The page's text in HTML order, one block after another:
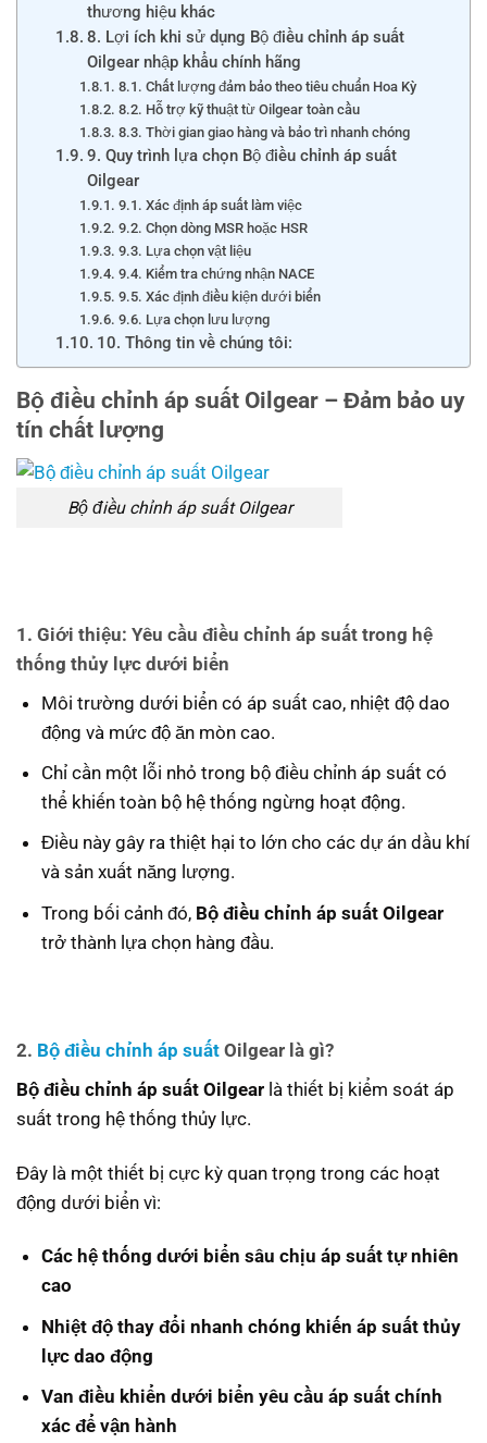
thương hiệu khác
8. Lợi ích khi sử dụng Bộ điều chỉnh áp suất
Oilgear nhập khẩu chính hãng
8.1. Chất lượng đảm bảo theo tiêu chuẩn Hoa Kỳ
8.2. Hỗ trợ kỹ thuật từ Oilgear toàn cầu
8.3. Thời gian giao hàng và bảo trì nhanh chóng
9. Quy trình lựa chọn Bộ điều chỉnh áp suất
Oilgear
9.1. Xác định áp suất làm việc
9.2. Chọn dòng MSR hoặc HSR
9.3. Lựa chọn vật liệu
9.4. Kiểm tra chứng nhận NACE
9.5. Xác định điều kiện dưới biển
9.6. Lựa chọn lưu lượng
10. Thông tin về chúng tôi:
Bộ điều chỉnh áp suất Oilgear – Đảm bảo uy
tín chất lượng
Bộ điều chỉnh áp suất Oilgear
1. Giới thiệu: Yêu cầu điều chỉnh áp suất trong hệ
thống thủy lực dưới biển
Môi trường dưới biển có áp suất cao, nhiệt độ dao
động và mức độ ăn mòn cao.
Chỉ cần một lỗi nhỏ trong bộ điều chỉnh áp suất có
thể khiến toàn bộ hệ thống ngừng hoạt động.
Điều này gây ra thiệt hại to lớn cho các dự án dầu khí
và sản xuất năng lượng.
Trong bối cảnh đó, Bộ điều chỉnh áp suất Oilgear
trở thành lựa chọn hàng đầu.
2. Bộ điều chỉnh áp suất Oilgear là gì?
Bộ điều chỉnh áp suất Oilgear là thiết bị kiểm soát áp
suất trong hệ thống thủy lực.
Đây là một thiết bị cực kỳ quan trọng trong các hoạt
động dưới biển vì:
Các hệ thống dưới biển sâu chịu áp suất tự nhiên
cao
Nhiệt độ thay đổi nhanh chóng khiến áp suất thủy
lực dao động
Van điều khiển dưới biển yêu cầu áp suất chính
xác để vận hành